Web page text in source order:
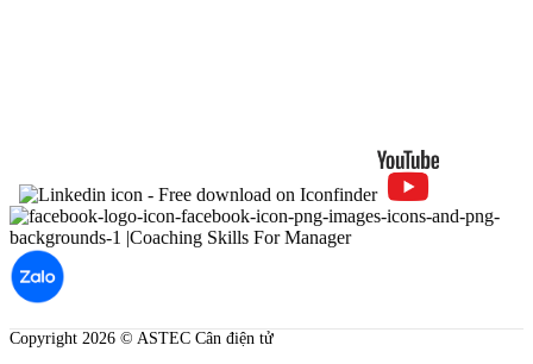
Copyright 2026 © ASTEC Cân điện tử